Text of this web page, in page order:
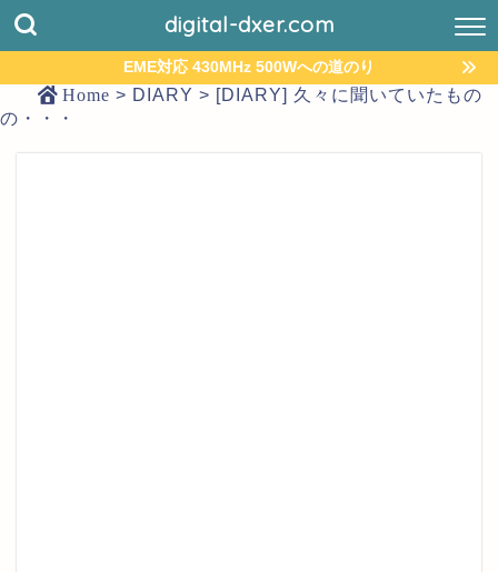
digital-dxer.com
EME対応 430MHz 500Wへの道のり
Home > DIARY > [DIARY] 久々に聞いていたもの
の・・・